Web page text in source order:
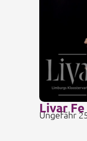
Livar Fe
Ungefähr